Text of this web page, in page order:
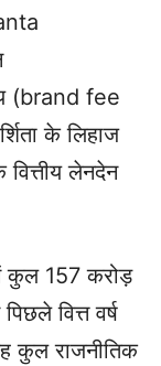
(brand fee
के लिहाज
लेनदेन
कुल 157 करोड़
वित्त वर्ष
कुल राजनीतिक